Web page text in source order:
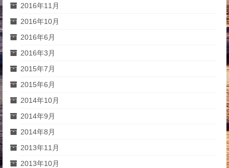
2016年11月
2016年10月
2016年6月
2016年3月
2015年7月
2015年6月
2014年10月
2014年9月
2014年8月
2013年11月
2013年10月